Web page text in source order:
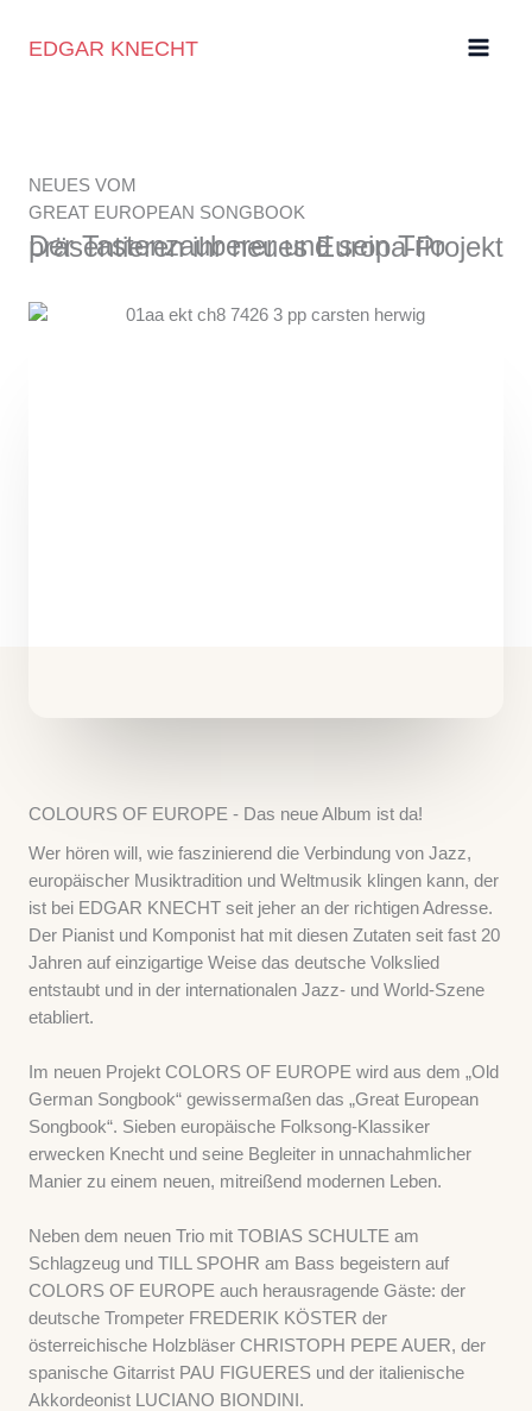
InhaltEDGAR KNECHT
NEUES VOM
GREAT EUROPEAN SONGBOOK
Der Tasten­zauberer und sein Trio präsen­tieren ihr neues Europa-Projekt
COLOURS OF EUROPE - Das neue Album ist da!
Wer hören will, wie faszinierend die Verbindung von Jazz,
europäischer Musiktradition und Weltmusik klingen kann, der
ist bei EDGAR KNECHT seit jeher an der richtigen Adresse.
Der Pianist und Komponist hat mit diesen Zutaten seit fast 20
Jahren auf einzigartige Weise das deutsche Volkslied
entstaubt und in der internationalen Jazz- und World-Szene
etabliert.
Im neuen Projekt COLORS OF EUROPE wird aus dem „Old
German Songbook“ gewissermaßen das „Great European
Songbook“. Sieben europäische Folksong-Klassiker
erwecken Knecht und seine Begleiter in unnachahmlicher
Manier zu einem neuen, mitreißend modernen Leben.
Neben dem neuen Trio mit TOBIAS SCHULTE am
Schlagzeug und TILL SPOHR am Bass begeistern auf
COLORS OF EUROPE auch herausragende Gäste: der
deutsche Trompeter FREDERIK KÖSTER der
österreichische Holzbläser CHRISTOPH PEPE AUER, der
spanische Gitarrist PAU FIGUERES und der italienische
Akkordeonist LUCIANO BIONDINI.